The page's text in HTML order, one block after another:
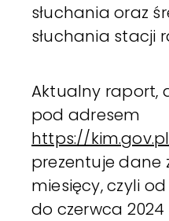
słuchania oraz
słuchania stacji
Aktualny raport,
pod adresem
https://
prezentuje dane
miesięcy, czyli
do czerwca 2024